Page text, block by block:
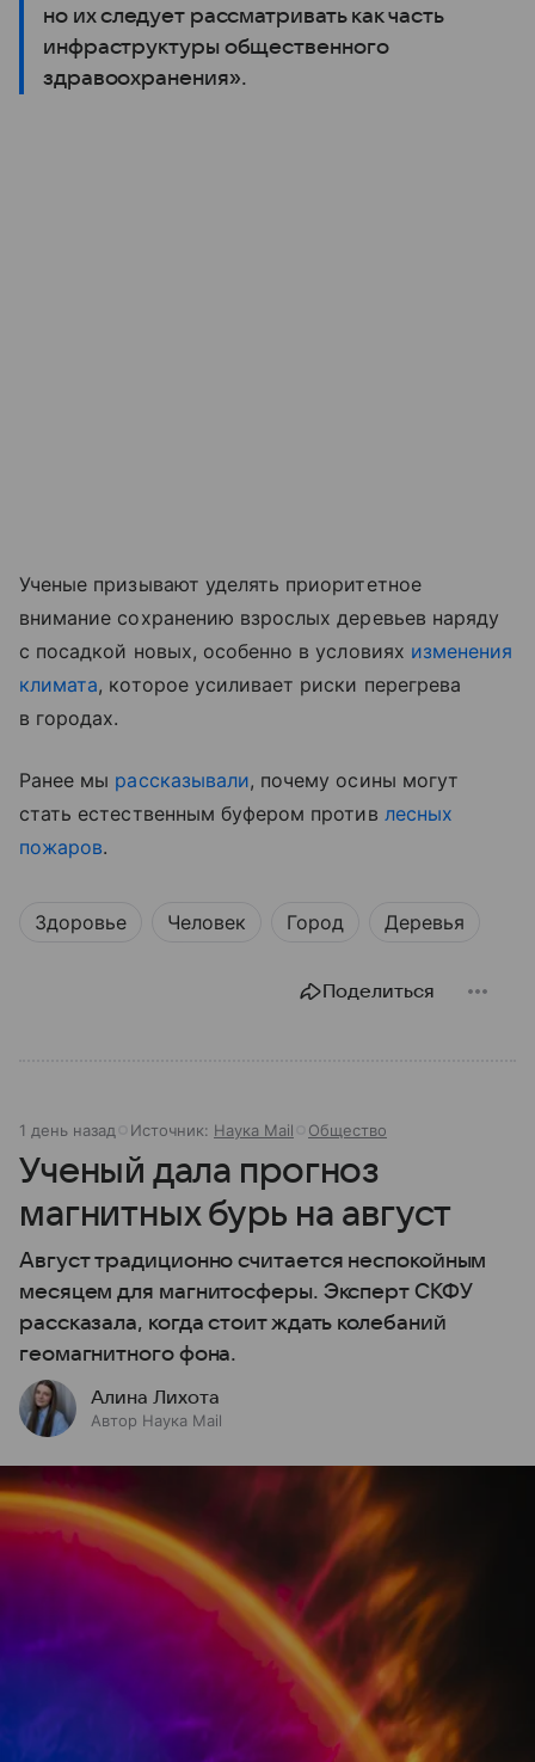
но их следует рассматривать как часть
инфраструктуры общественного
здравоохранения».
Ученые призывают уделять приоритетное
внимание сохранению взрослых деревьев наряду
с посадкой новых, особенно в условиях изменения
климата, которое усиливает риски перегрева
в городах.
Ранее мы рассказывали, почему осины могут
стать естественным буфером против лесных
пожаров.
Здоровье Человек Город Деревья
Поделиться
1 день назад Источник: Наука Mail Общество
Ученый дала прогноз
магнитных бурь на август
Август традиционно считается неспокойным
месяцем для магнитосферы. Эксперт СКФУ
рассказала, когда стоит ждать колебаний
геомагнитного фона.
Алина Лихота
Автор Наука Mail